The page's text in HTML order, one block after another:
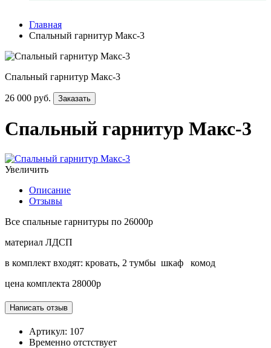
Главная
Спальный гарнитур Макс-3
Спальный гарнитур Макс-3
26 000 руб. Заказать
Спальный гарнитур Макс-3
Увеличить
Описание
Отзывы
Все спальные гарнитуры по 26000р
материал ЛДСП
в комплект входят: кровать, 2 тумбы шкаф комод
цена комплекта 28000р
Артикул: 107
Временно отстствует